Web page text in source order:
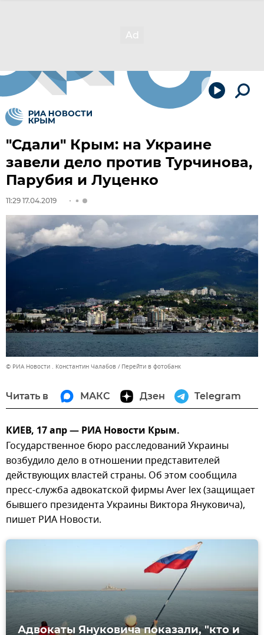
"Сдали" Крым: на Украине
завели дело против Турчинова,
Парубия и Луценко
11:29 17.04.2019
© РИА Новости . Константин Чалабов Перейти в фотобанк
Читать в МАКС Дзен Telegram
КИЕВ, 17 апр — РИА Новости Крым.
Государственное бюро расследований Украины
возбудило дело в отношении представителей
действующих властей страны. Об этом сообщила
пресс-служба адвокатской фирмы Aver lex (защищает
бывшего президента Украины Виктора Януковича),
пишет РИА Новости.
Адвокаты Януковича показали, "кто и